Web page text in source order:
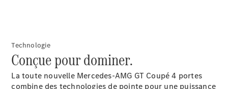
L'entreprise
Interlocuteur
Technologie
Conçue pour dominer.
La toute nouvelle Mercedes-AMG GT Coupé 4 portes
combine des technologies de pointe pour une puissance